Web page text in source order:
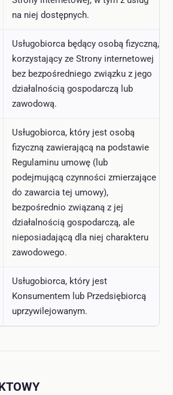
na niej dostępnych.
Usługobiorca będący osobą fizyczną,
korzystający ze Strony internetowej
bez bezpośredniego związku z jego
działalnością gospodarczą lub
zawodową.
Usługobiorca, który jest osobą
fizyczną zawierającą na podstawie
Regulaminu umowę (lub
podejmującą czynności zmierzające
do zawarcia tej umowy),
bezpośrednio związaną z jej
działalnością gospodarczą, ale
nieposiadającą dla niej charakteru
zawodowego.
Usługobiorca, który jest
Konsumentem lub Przedsiębiorcą
uprzywilejowanym.